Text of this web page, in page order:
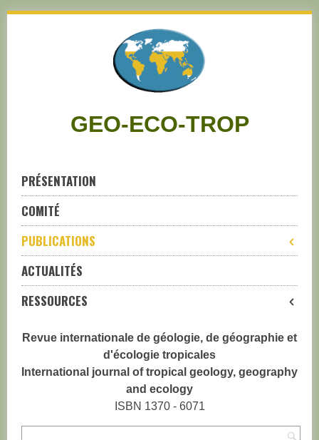
GEO-ECO-TROP
PRÉSENTATION
COMITÉ
PUBLICATIONS
ACTUALITÉS
RESSOURCES
Revue internationale de géologie, de géographie et
d'écologie tropicales
International journal of tropical geology, geography
and ecology
ISBN 1370 - 6071